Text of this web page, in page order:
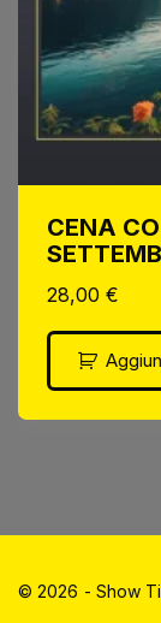
CENA
28,00€
©2026 - Show